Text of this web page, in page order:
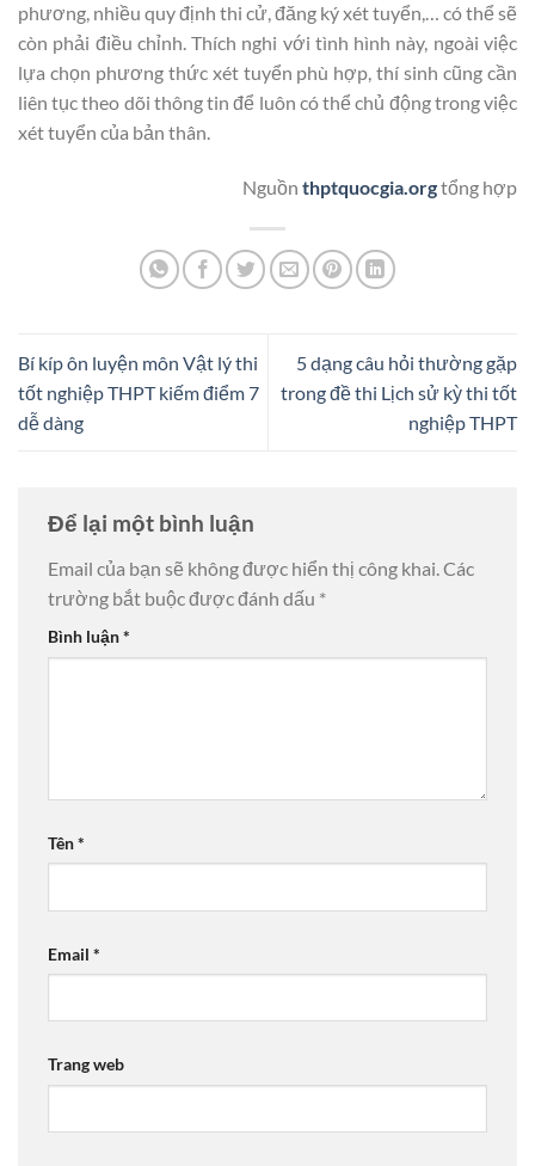
phương, nhiều quy định thi cử, đăng ký xét tuyển,… có thể sẽ
còn phải điều chỉnh. Thích nghi với tình hình này, ngoài việc
lựa chọn phương thức xét tuyển phù hợp, thí sinh cũng cần
liên tục theo dõi thông tin để luôn có thể chủ động trong việc
xét tuyển của bản thân.
Nguồn thptquocgia.orgtổng hợp
Bí kíp ôn luyện môn Vật lý thi
tốt nghiệp THPT kiếm điểm 7
dễ dàng
5 dạng câu hỏi thường gặp
trong đề thi Lịch sử kỳ thi tốt
nghiệp THPT
Để lại một bình luận
Email của bạn sẽ không được hiển thị công khai.Các
trường bắt buộc được đánh dấu *
Bình luận*
Tên*
Email *
Trang web